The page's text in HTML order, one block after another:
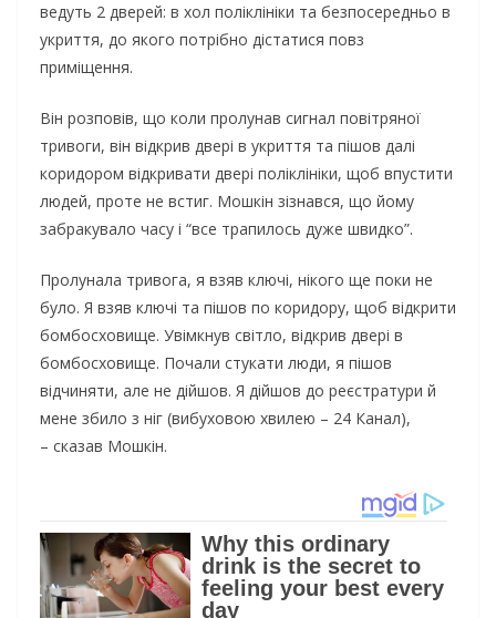
ведуть 2 дверей: в хол поліклініки та безпосередньо в
укриття, до якого потрібно дістатися повз
приміщення.
Він розповів, що коли пролунав сигнал повітряної
тривоги, він відкрив двері в укриття та пішов далі
коридором відкривати двері поліклініки, щоб впустити
людей, проте не встиг. Мошкін зізнався, що йому
забракувало часу і “все трапилось дуже швидко”.
Пролунала тривога, я взяв ключі, нікого ще поки не
було. Я взяв ключі та пішов по коридору, щоб відкрити
бомбосховище. Увімкнув світло, відкрив двері в
бомбосховище. Почали стукати люди, я пішов
відчиняти, але не дійшов. Я дійшов до реєстратури й
мене збило з ніг (вибуховою хвилею – 24 Канал),
– сказав Мошкін.